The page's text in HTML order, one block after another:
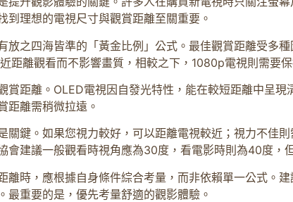
到理想的電視尺寸與觀賞距離至關重要。
放之四海皆準的「黃金比例」公式。最佳觀賞距離受多
距離觀看而不影響畫質，相較之下，1080p電視則需要保
賞距離。OLED電視因自發光特性，能在較短距離中呈
距離需稍微拉遠。
關鍵。如果您視力較好，可以距離電視較近；視力不佳
會建議一般觀看時視角應為30度，看電影時則為40度，
離時，應根據自身條件綜合考量，而非依賴單一公式。
最重要的是，優先考量舒適的觀影體驗。